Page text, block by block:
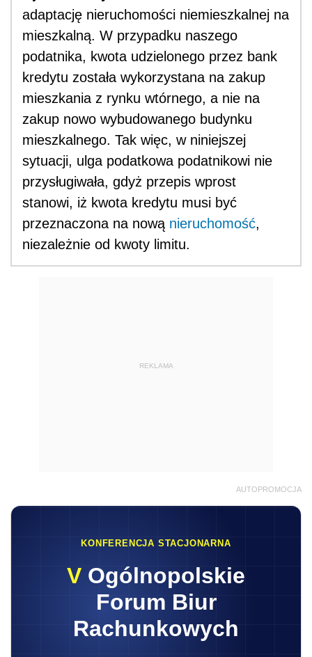
adaptację nieruchomości niemieszkalnej na
mieszkalną. W przypadku naszego
podatnika, kwota udzielonego przez bank
kredytu została wykorzystana na zakup
mieszkania z rynku wtórnego, a nie na
zakup nowo wybudowanego budynku
mieszkalnego. Tak więc, w niniejszej
sytuacji, ulga podatkowa podatnikowi nie
przysługiwała, gdyż przepis wprost
stanowi, iż kwota kredytu musi być
przeznaczona na nową nieruchomość,
niezależnie od kwoty limitu.
REKLAMA
AUTOPROMOCJA
KONFERENCJA STACJONARNA
V Ogólnopolskie
Forum Biur
Rachunkowych